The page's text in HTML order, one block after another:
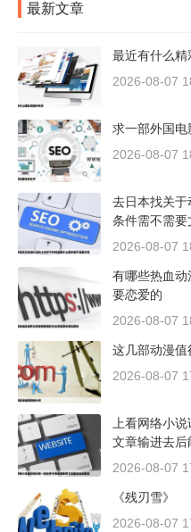
最新文章
最近有什么
2026-08-07
求一部外国电
2026-08-07
去日本找关于
条件需不需要
2026-08-07
有哪些热血
要恋爱的
2026-08-07
这几部动漫值
2026-08-07
上看网络小
文章输进去后
2026-08-07
《残刃雪》
2026-08-07